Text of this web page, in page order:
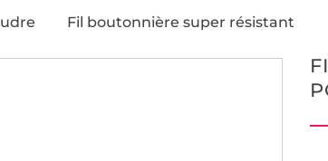
Fil boutonnière super résistant